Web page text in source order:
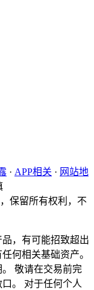
· APP相关 · 网站地
保留所有权利，不
，有可能招致超出
何相关基础资产。
敬请在交易前完
。 对于任何个人